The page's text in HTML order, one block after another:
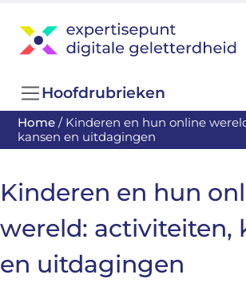
Hoofdrubrieken
Home / Kinderen en hun online
kansen en uitdagingen
Kinderen en hun
wereld: activiteiten,
en uitdagingen